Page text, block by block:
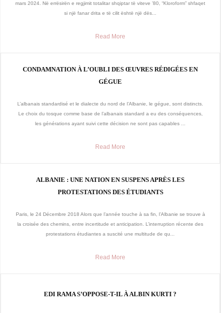
mars 2024. Në errësirën e regjimit totalitar shqiptar të viteve ’80, “Kloroform” shfaqet
si një fanar drita e të cilit është një dës...
Read More
CONDAMNATION À L’OUBLI DES ŒUVRES RÉDIGÉES EN
GÉGUE
L’albanais standardisé et le dialecte du nord de l’Albanie, le gégue, sont distincts.
Le choix du tosque comme base de l’albanais standard a eu des conséquences,
les générations ayant suivi cette décision ne sont pas capables ...
Read More
ALBANIE : UNE NATION EN SUSPENS APRÈS LES
PROTESTATIONS DES ÉTUDIANTS
Paris, le 24 Décembre 2018 Alors que l’année touche à sa fin, l’Albanie se trouve à
la croisée des chemins, entre incertitude et anticipation. L’interruption récente des
protestations étudiantes a suscité une multitude de qu...
Read More
EDI RAMA S’OPPOSE-T-IL À ALBIN KURTI ?